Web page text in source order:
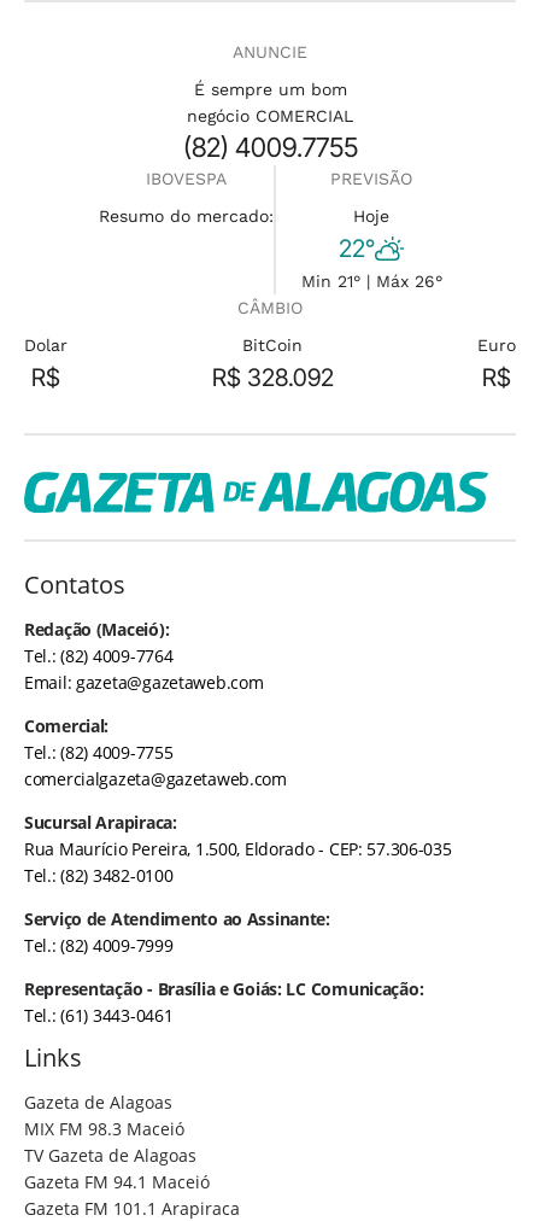
ANUNCIE
É sempre um bom
negócio COMERCIAL
(82) 4009.7755
IBOVESPA
Resumo do mercado:
PREVISÃO
Hoje
22°
Min 21° | Máx 26°
CÂMBIO
Dolar
R$
BitCoin
R$ 328.092
Euro
R$
Contatos
Redação (Maceió):
Tel.: (82) 4009-7764
Email:gazeta@gazetaweb.com
Comercial:
Tel.: (82) 4009-7755
comercialgazeta@gazetaweb.com
Sucursal Arapiraca:
Rua Maurício Pereira, 1.500, Eldorado - CEP: 57.306-035
Tel.: (82) 3482-0100
Serviço de Atendimento ao Assinante:
Tel.: (82) 4009-7999
Representação - Brasília e Goiás: LC Comunicação:
Tel.: (61) 3443-0461
Links
Gazeta de Alagoas
MIX FM 98.3 Maceió
TV Gazeta de Alagoas
Gazeta FM 94.1 Maceió
Gazeta FM 101.1 Arapiraca